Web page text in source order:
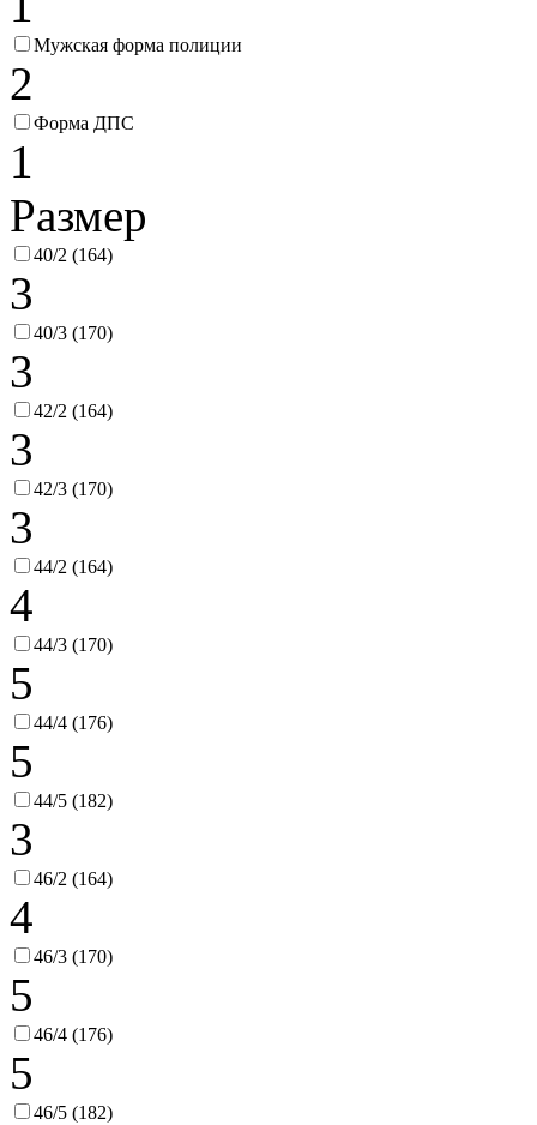
Мужская форма полиции
2
Форма ДПС
1
Размер
40/2 (164)
3
40/3 (170)
3
42/2 (164)
3
42/3 (170)
3
44/2 (164)
4
44/3 (170)
5
44/4 (176)
5
44/5 (182)
3
46/2 (164)
4
46/3 (170)
5
46/4 (176)
5
46/5 (182)